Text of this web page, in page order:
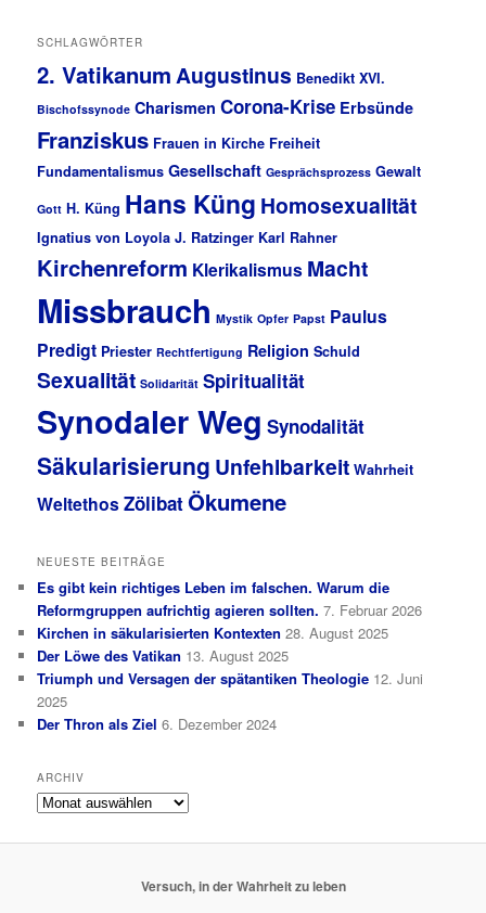
SCHLAGWÖRTER
2. Vatikanum Augustinus Benedikt XVI.
Bischofssynode Charismen Corona-Krise Erbsünde
Franziskus Frauen in Kirche Freiheit
Fundamentalismus Gesellschaft Gesprächsprozess Gewalt
Gott H. Küng Hans Küng Homosexualität
Ignatius von Loyola J. Ratzinger Karl Rahner
Kirchenreform Klerikalismus Macht
Missbrauch Mystik Opfer Papst Paulus
Predigt Priester Rechtfertigung Religion Schuld
Sexualität Solidarität Spiritualität
Synodaler Weg Synodalität
Säkularisierung Unfehlbarkeit Wahrheit
WeltethosZölibatÖkumene
NEUESTE BEITRÄGE
Es gibt kein richtiges Leben im falschen. Warum die
Reformgruppen aufrichtig agieren sollten. 7. Februar 2026
Kirchen in säkularisierten Kontexten 28. August 2025
Der Löwe des Vatikan 13. August 2025
Triumph und Versagen der spätantiken Theologie 12. Juni
2025
Der Thron als Ziel 6. Dezember 2024
ARCHIV
Archiv
Versuch, in der Wahrheit zu leben